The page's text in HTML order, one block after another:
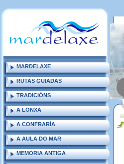
MARDELAXE
RUTAS GUIADAS
TRADICIÓNS
A LONXA
A CONFRARÍA
A AULA DO MAR
MEMORIA ANTIGA